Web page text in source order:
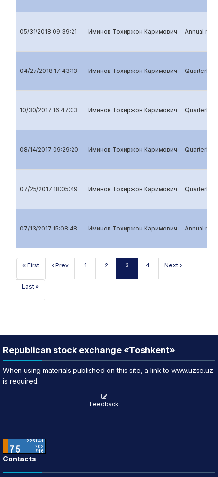
05/31/2018 09:39:21 Иминов Тохиржон Каримович Annual
04/27/2018 17:43:13 Иминов Тохиржон Каримович Quarterly
10/30/2017 16:47:03 Иминов Тохиржон Каримович Quarterly
08/14/2017 09:29:20 Иминов Тохиржон Каримович Quarterly
07/25/2017 18:05:49 Иминов Тохиржон Каримович Quarterly
07/13/2017 15:08:48 Иминов Тохиржон Каримович Annual
« First ‹ Prev 1 2 3 4 Next ›
Last »
Republican stock exchange «Toshkent»
When using materials published on this site, a link to www.uzse.uz
is required.
Feedback
Contacts